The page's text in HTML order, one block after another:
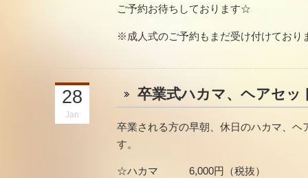
ご予約お待ちしております☆
※成人式のご予約もまだ受け付けてお
28
Jan
卒業式ハカマ、ヘアセッ
卒業される方の早朝、休日のハカマ、
す。
☆ハカマ 6,000円（税抜）